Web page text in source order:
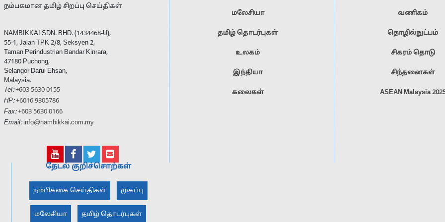
நம்பகமான தமிழ் சிறப்பு செய்திகள்
NAMBIKKAI SDN. BHD. (1434468-U),
55-1, Jalan TPK 2/8, Seksyen 2,
Taman Perindustrian Bandar Kinrara,
47180 Puchong,
Selangor Darul Ehsan,
Malaysia.
Tel:+603 5630 0155
HP:+6016 9305786
Fax:+603 5630 0166
Email: info@nambikkai.com.my
மலேசியா
தமிழ் தொடர்புகள்
உலகம்
இந்தியா
கலைகள்
வணிகம்
தொழில்நுட்பம்
சிகரம் தொடு
சிந்தனைகள்
ASEAN Malaysia
தேடல் குறிச்சொற்கள்
நம்பிக்கை செய்திகள் முகப்பு
மலேசியா தமிழ் தொடர்புகள்